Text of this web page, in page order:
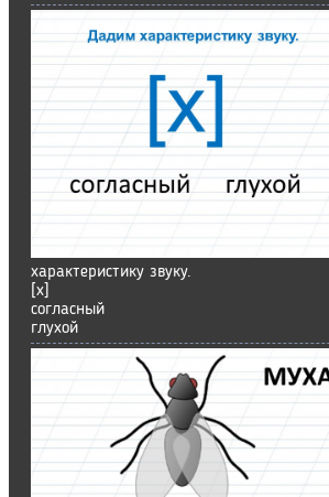
характеристику звуку.
[х]
согласный
глухой